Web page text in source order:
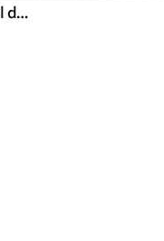
Uma elegante impressão vertical de grinalda pontilhada sobre um fundo bege texturado, criando uma sensação de profundidade e movimento